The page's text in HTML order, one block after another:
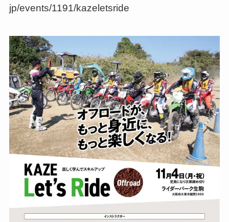
jp/events/1191/kazeletsride